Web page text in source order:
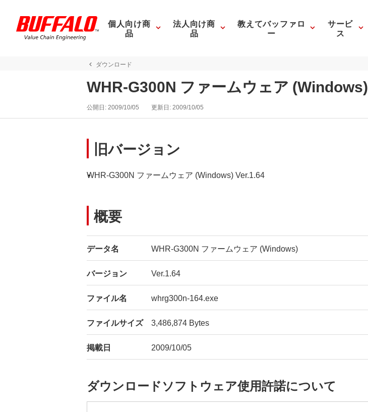
個人向け商
品
法人向け商
品
教えてバッファロ
ー
サービ
ス
ダウンロード
WHR-G300N ファームウェア (Windows)
公開日:2009/10/05 更新日:2009/10/05
旧バージョン
WHR-G300N ファームウェア (Windows) Ver.1.64
概要
データ名 WHR-G300N ファームウェア (Windows)
バージョン Ver.1.64
ファイル名 whrg300n-164.exe
ファイルサイズ 3,486,874 Bytes
掲載日 2009/10/05
ダウンロードソフトウェア使用許諾について